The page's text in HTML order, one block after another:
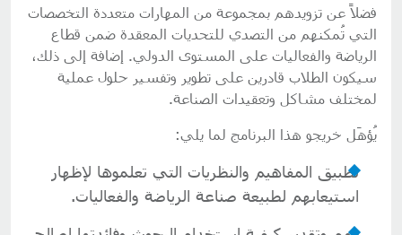
فضلاً عن تزويدهم بمجموعة من المهارات متعددة التخصصات
التي تُمكنهم من التصدي للتحديات المعقدة ضمن قطاع
الرياضة والفعاليات على المستوى الدولي. إضافة إلى ذلك،
سيكون الطلاب قادرين على تطوير وتفسير حلول عملية
لمختلف مشاكل وتعقيدات الصناعة.
يُؤهَل خريجو هذا البرنامج لما يلي:
تطبيق المفاهيم والنظريات التي تعلموها لإظهار
استيعابهم لطبيعة صناعة الرياضة والفعاليات.